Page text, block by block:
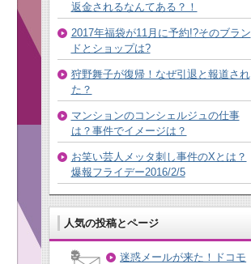
返金されるなんてある？！
2017年福袋が11月に予約!?そのブラン
ドとショップは?
狩野舞子が復帰！なぜ引退と報道され
た？
マンションのコンシェルジュの仕事
は？事件でイメージは？
お笑い芸人メッタ刺し事件のXとは？
爆報フライデー2016/2/5
人気の投稿とページ
迷惑メールが来た！ドコモ